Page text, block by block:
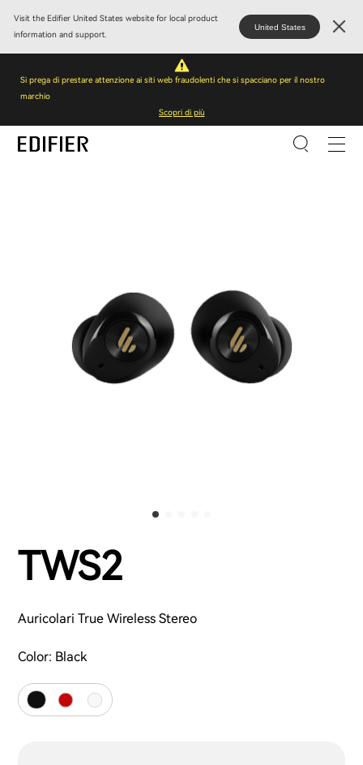
Visit the Edifier United States website for local product
information and support.
United States
Si prega di prestare attenzione ai siti web fraudolenti che si spacciano per il nostro
marchio
Scopri di più
TWS2
Auricolari True Wireless Stereo
Color: Black